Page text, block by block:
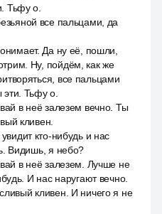
Тьфу о.
все пальцами, да
Да ну её, пошли,
Ну, пойдём, как же
все пальцами
Тьфу о.
в неё залезем вечно. Ты
кливен.
кто-нибудь и нас
Видишь, я небо?
в неё залезем. Лучше не
И нас наругают вечно.
кливен. И ничего я не